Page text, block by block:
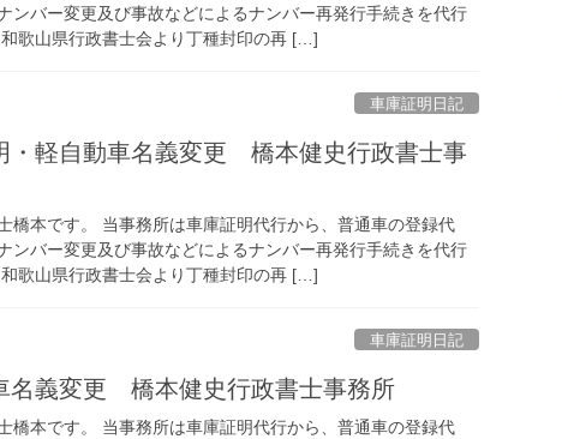
ンバー変更及び事故などによるナンバー再発行手続きを代行
歌山県行政書士会より丁種封印の再 […]
車庫証明日記
・軽自動車名義変更 橋本健史行政書士事
橋本です。 当事務所は車庫証明代行から、普通車の登録代
ンバー変更及び事故などによるナンバー再発行手続きを代行
歌山県行政書士会より丁種封印の再 […]
車庫証明日記
名義変更 橋本健史行政書士事務所
橋本です。 当事務所は車庫証明代行から、普通車の登録代